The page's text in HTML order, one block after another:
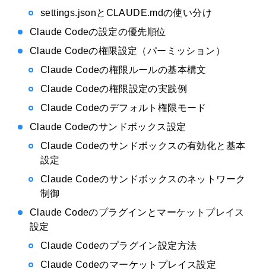
settings.jsonとCLAUDE.mdの使い分け
Claude Codeの設定の優先順位
Claude Codeの権限設定（パーミッション）
Claude Codeの権限ルールの基本構文
Claude Codeの権限設定の実践例
Claude Codeのデフォルト権限モード
Claude Codeのサンドボックス設定
Claude Codeのサンドボックスの有効化と基本
設定
Claude Codeのサンドボックスのネットワーク
制御
Claude Codeのプラグインとマーケットプレイス
設定
Claude Codeのプラグイン設定方法
Claude Codeのマーケットプレイス設定